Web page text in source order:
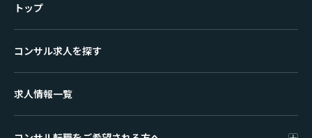
トップ
コンサル求人を探す
求人情報一覧